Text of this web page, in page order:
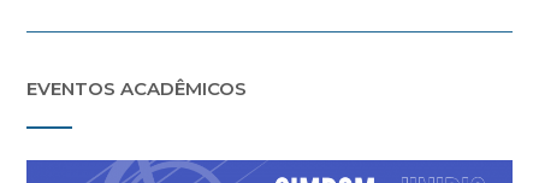
EVENTOS ACADÊMICOS